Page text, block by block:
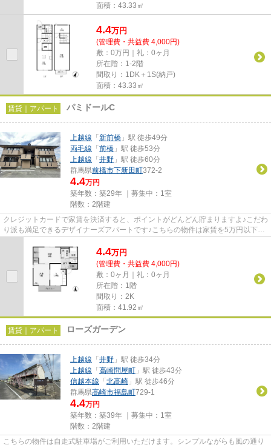
面積：43.33㎡
4.4万円
(管理費・共益費 4,000円)
敷：0万円｜礼：0ヶ月
所在階：1-2階
間取り：1DK＋1S(納戸)
面積：43.33㎡
賃貸｜アパート パミドールC
上越線 「 新前橋 」駅 徒歩49分
両毛線 「 前橋 」駅 徒歩53分
上越線 「 井野 」駅 徒歩60分
群馬県前橋市下新田町372-2
4.4万円
築年数：築29年 ｜募集中： 1室
階数：2階建
クレジットカードで家賃を決済すると、ポイントがどんどん貯まりますよ♪こだわ
り派も満足できるデザイナーズアパートです♪こちらの物件は家賃を5万円以下に
4.4万円
(管理費・共益費 4,000円)
敷：0ヶ月｜礼：0ヶ月
所在階：1階
間取り：2K
面積：41.92㎡
賃貸｜アパート ローズガーデン
上越線 「 井野 」駅 徒歩34分
上越線 「 高崎問屋町 」駅 徒歩43分
信越本線 「 北高崎 」駅 徒歩46分
群馬県高崎市福島町729-1
4.4万円
築年数：築39年 ｜募集中： 1室
階数：2階建
こちらの物件は自走式駐車場がご利用いただけます。シンプルながらも風の通り